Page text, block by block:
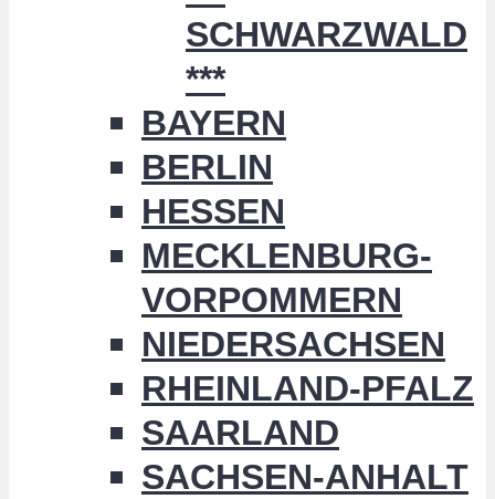
SCHWARZWALD
***
BAYERN
BERLIN
HESSEN
MECKLENBURG-
VORPOMMERN
NIEDERSACHSEN
RHEINLAND-PFALZ
SAARLAND
SACHSEN-ANHALT